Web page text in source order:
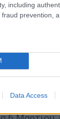
including
prevention,
Data Access
21:05
και
τη